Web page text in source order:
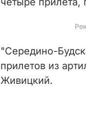
"Середино-
прилетов из
Живицкий.